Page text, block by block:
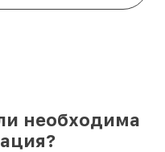
необходима